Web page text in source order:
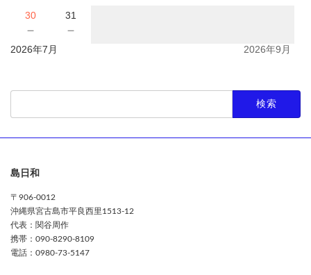
30
－
31
－
2026年7月 2026年9月
島日和
〒906-0012
沖縄県宮古島市平良西里1513-12
代表：関谷周作
携帯：090-8290-8109
電話：0980-73-5147